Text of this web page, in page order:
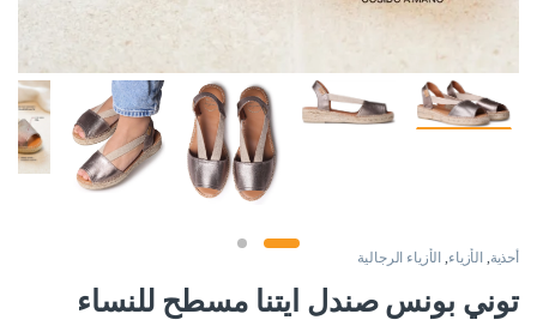
أحذية, الأزياء, الأزياء الرجالية
توني بونس صندل ايتنا مسطح للنساء